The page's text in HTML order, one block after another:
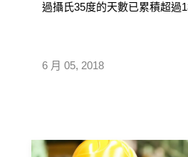
6 月 05, 2018
過攝氏35度的天數已累積超過